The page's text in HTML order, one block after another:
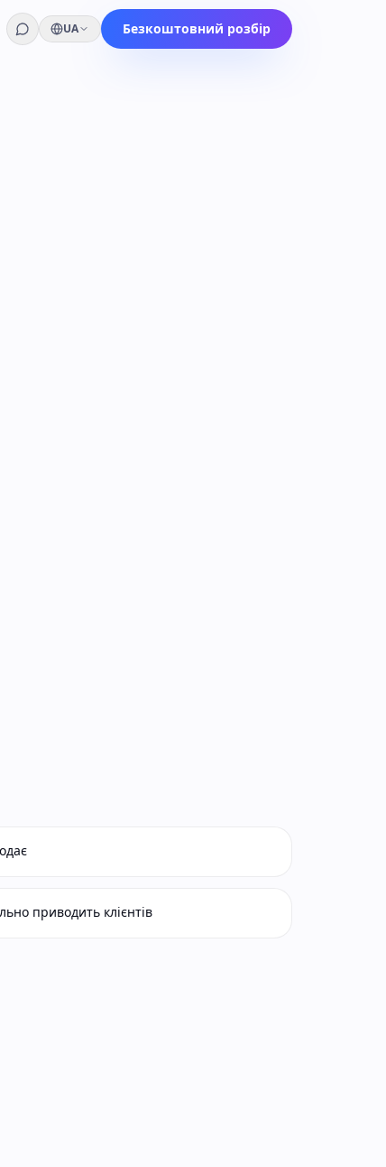
UA Безкоштовний розбір
приводить клієнтів